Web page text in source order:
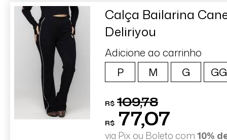
Calça Bailarina
Deliriyou
Adicione ao carrinho
P
M G GG
R$ 109,78
R$ 77,07
via Pix ou Boleto com10%